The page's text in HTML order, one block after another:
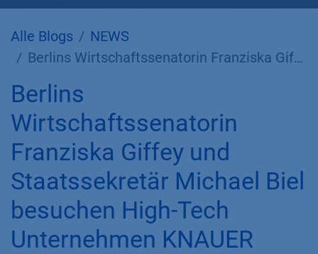
Alle Blogs
NEWS
Berlins Wirtschaftssenatorin Franziska Giffey und Staatssekretär Michael Biel besuchen KNAUER
Berlins
Wirtschaftssenatorin
Franziska Giffey und
Staatssekretär Michael Biel
besuchen High-Tech
Unternehmen KNAUER